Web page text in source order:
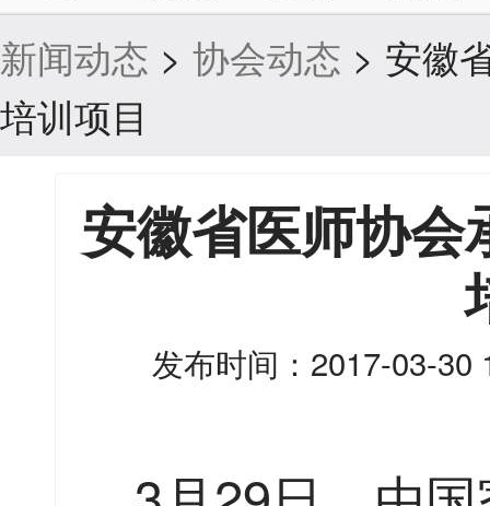
新闻动态 > 协会动态 > 安徽
培训项目
安徽省医师协会
发布时间：2017-03-30